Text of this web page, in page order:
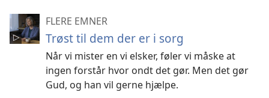
FLERE EMNER
Trøst til dem der er i sorg
Når vi mister en vi elsker, føler vi måske at
ingen forstår hvor ondt det gør. Men det gør
Gud, og han vil gerne hjælpe.